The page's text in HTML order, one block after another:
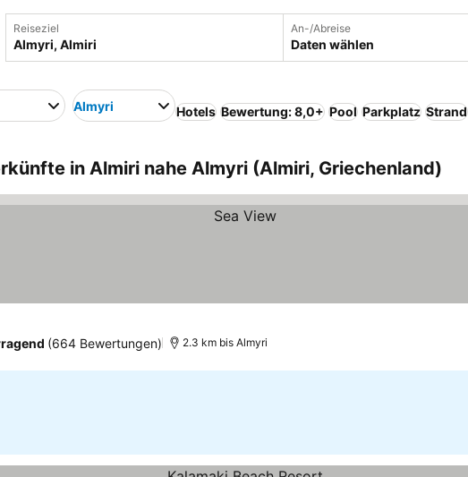
Reiseziel An-/Abreise
Daten wählen
Almyri Hotels Bewertung: 8,0+ Pool Parkplatz Strand
in Almiri nahe Almyri (Almiri, Griechenland)
(664 Bewertungen) 2.3 km bis Almyri